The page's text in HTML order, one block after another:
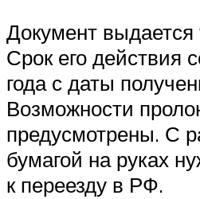
Документ выдается
Срок его действия
года с даты
Возможности
предусмотрены. С
бумагой на руках
к переезду в РФ.